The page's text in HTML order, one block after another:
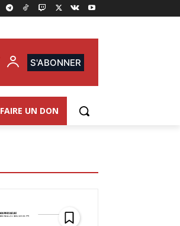
S'ABONNER
FAIRE UN DON